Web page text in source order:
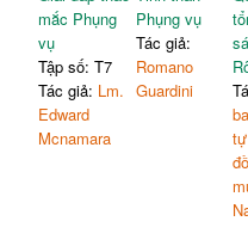
Được phép đưa thêm
tên trong kinh nguyện Thánh
Thể không?
153
Tên giám mục được đọc
thế nào?
156
Linh mục làm phép mà
158
mắc Phụng
vụ
Tập số: T7
Tác giả: Lm.
Edward
Mcnamara
Phụng vụ
Tác giả:
Romano
Guardini